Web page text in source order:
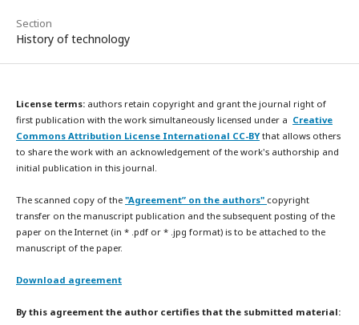
Section
History of technology
License terms: authors retain copyright and grant the journal right of
first publication with the work simultaneously licensed under a Creative
Commons Attribution License International CC-BY that allows others
to share the work with an acknowledgement of the work's authorship and
initial publication in this journal.
The scanned copy of the "Agreement” on the authors" copyright
transfer on the manuscript publication and the subsequent posting of the
paper on the Internet (in * .pdf or * .jpg format) is to be attached to the
manuscript of the paper.
Download agreement
By this agreement the author certifies that the submitted material: